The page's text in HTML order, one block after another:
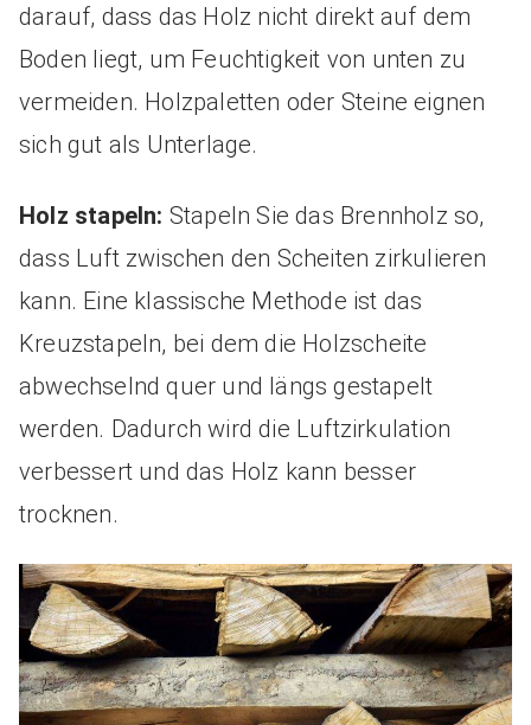
darauf, dass das Holz nicht direkt auf dem
Boden liegt, um Feuchtigkeit von unten zu
vermeiden. Holzpaletten oder Steine eignen
sich gut als Unterlage.
Holz stapeln: Stapeln Sie das Brennholz so,
dass Luft zwischen den Scheiten zirkulieren
kann. Eine klassische Methode ist das
Kreuzstapeln, bei dem die Holzscheite
abwechselnd quer und längs gestapelt
werden. Dadurch wird die Luftzirkulation
verbessert und das Holz kann besser
trocknen.